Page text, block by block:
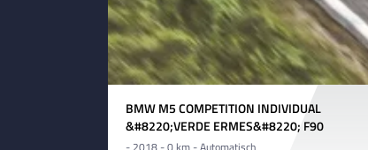
BMW M5 COMPETITION INDIVIDUAL
&#8220;VERDE ERMES&#8220; F90
- 2018 - 0 km - Automatisch